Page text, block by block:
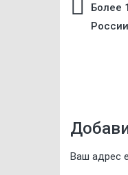
Более
Ваш адрес